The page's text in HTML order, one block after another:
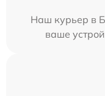
Наш курьер в
ваше